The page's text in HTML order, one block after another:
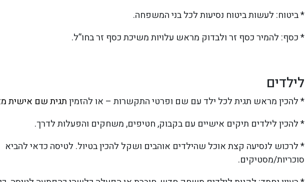
* ביטוח: לעשות ביטוח נסיעות לכל בני המשפחה.
* כסף: להמיר כסף זר ולבדוק מראש עלויות משיכת כסף זר בחו”ל.
לילדים
* להכין מראש תגית לכל ילד עם שם ופרטי התקשרות – או להזמיןתגית שם אישית
* להכין לילדים תיקים אישיים עם בקבוק, חטיפים, משחקים והפעלות לדרך.
* לרכוש לנסיעה קצת אוכל שהילדים אוהבים ושקל להכין בטיול. לטיסה כדאי להביא
סוכריות/מסטיקים.